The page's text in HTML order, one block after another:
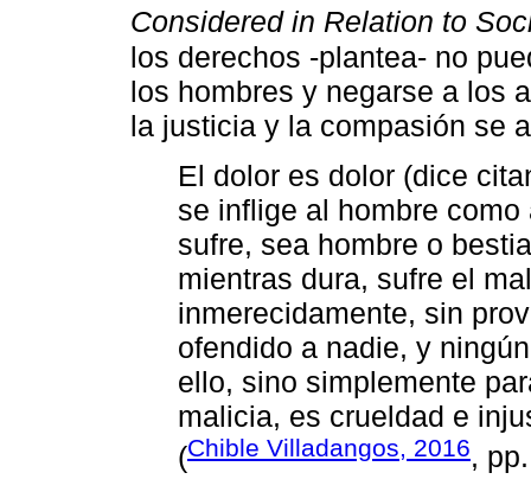
Considered in Relation to
los derechos -plantea- no
los hombres y negarse a los
la justicia y la compasión se
El dolor es dolor (dice
se inflige al hombre
sufre, sea hombre o
mientras dura, sufre el
inmerecidamente, sin
ofendido a nadie, y
ello, sino simplemente
malicia, es crueldad e
(Chible Villadangos, 2016,